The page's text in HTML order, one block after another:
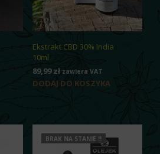
Ekstrakt CBD 30% India
10ml
89,99zł zawiera VAT
DODAJ DO KOSZYKA
BRAK NA STANIE !!